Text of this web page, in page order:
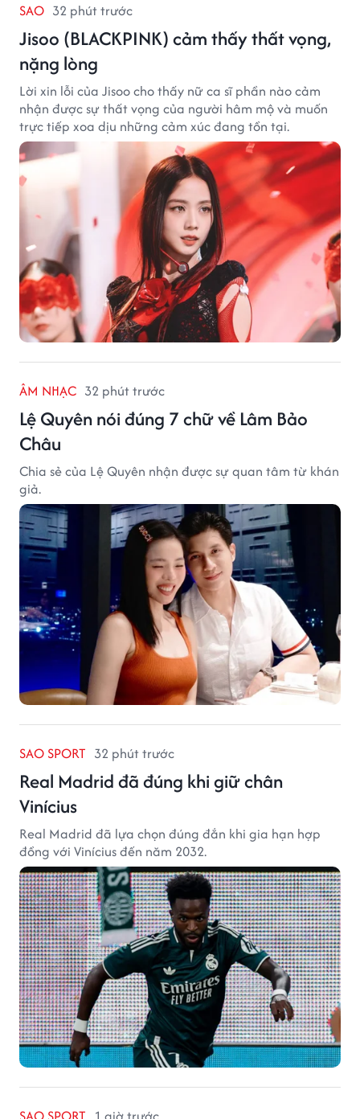
SAO 32 phút trước
Jisoo (BLACKPINK) cảm thấy thất vọng,
nặng lòng
Lời xin lỗi của Jisoo cho thấy nữ ca sĩ phần nào cảm
nhận được sự thất vọng của người hâm mộ và muốn
trực tiếp xoa dịu những cảm xúc đang tồn tại.
ÂM NHẠC 32 phút trước
Lệ Quyên nói đúng 7 chữ về Lâm Bảo
Châu
Chia sẻ của Lệ Quyên nhận được sự quan tâm từ khán
giả.
SAO SPORT 32 phút trước
Real Madrid đã đúng khi giữ chân
Vinícius
Real Madrid đã lựa chọn đúng đắn khi gia hạn hợp
đồng với Vinícius đến năm 2032.